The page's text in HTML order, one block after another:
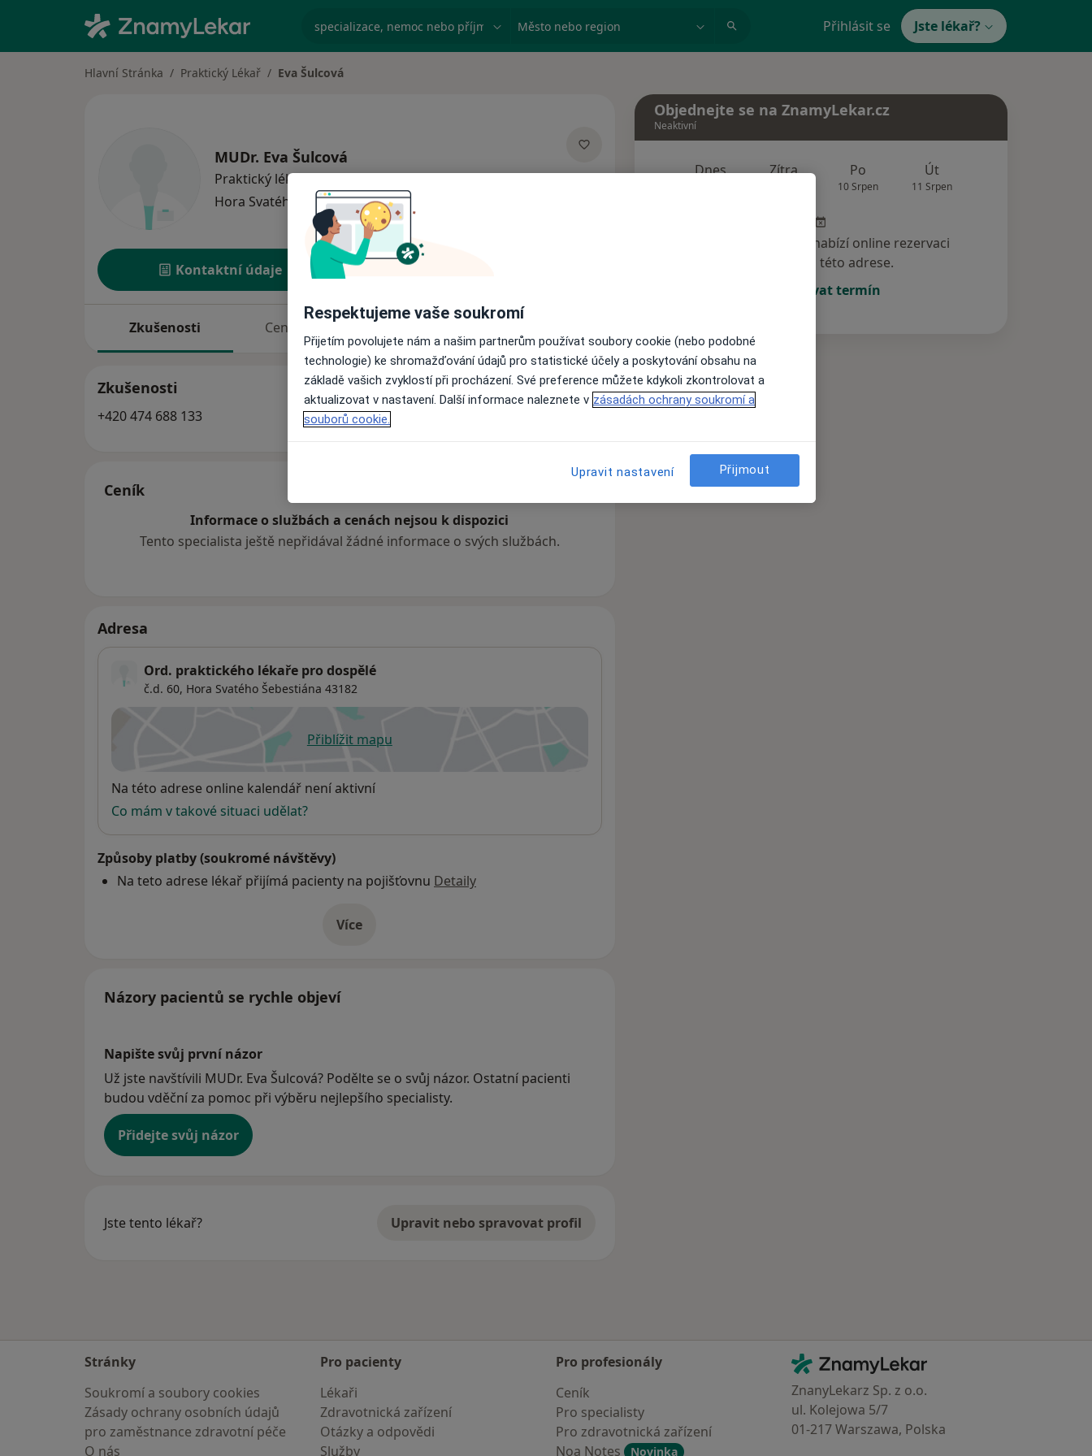
specializace, nemoc nebo příjmení Město nebo region Přihlásit se Jste lékař?
Hlavní Stránka Praktický Lékař Eva Šulcová
MUDr. Eva Šulcová
Praktický lékař·Víceo specializacích
Hora Svatého Šebestiána1 adresa
Kontaktní údaje
Zkušenosti Ceník Adresy
Zkušenosti
+420 474 688 133
Ceník
Informace o službách a cenách nejsou k dispozici
Tento specialista ještě nepřidával žádné informace o svých službách.
Adresa
Ord. praktického lékaře pro dospělé
č.d. 60, Hora Svatého Šebestiána 43182
Přiblížit mapuse otevře v nové záložce
Dostupnost
Na této adrese online kalendář není aktivní
Co mám v takové situaci udělat?
Způsoby platby (soukromé návštěvy)
Na teto adrese lékař přijímá pacienty na pojišťovnu Detaily
Víceo adrese
Názory pacientů se rychle objeví
Napište svůj první názor
Už jste navštívili MUDr. Eva Šulcová? Podělte se o svůj názor. Ostatní pacienti
budou vděční za pomoc při výběru nejlepšího specialisty.
Přidejte svůj názor
Jste tento lékař? Upravit nebo spravovat profil
Objednejte se na ZnamyLekar.cz
Neaktivní
Dnes Zítra Po
10 Srpen
Út
11 Srpen
Tento specialista nenabízí online rezervaci
termínu na této adrese.
Rezervovat termín
Stránky
Soukromí a soubory cookies
Zásady ochrany osobních údajů
pro zaměstnance zdravotní péče
O nás
Pro pacienty
Lékaři
Zdravotnická zařízení
Otázky a odpovědi
Služby
Pro profesionály
Ceník
Pro specialisty
Pro zdravotnická zařízení
Noa Notes
Novinka
Kontakt
ZnamyLekar - Hlavní stránka
ZnanyLekarz Sp. z o.o.
ul. Kolejowa 5/7
01-217 Warszawa, Polska
Respektujeme vaše soukromí
Přijetím povolujete nám a našim partnerům používat soubory cookie (nebo podobné
technologie) ke shromažďování údajů pro statistické účely a poskytování obsahu na
základě vašich zvyklostí při procházení. Své preference můžete kdykoli zkontrolovat a
aktualizovat v nastavení. Další informace naleznete v zásadách ochrany soukromí a
souborů cookie.
Upravit nastavení Přijmout